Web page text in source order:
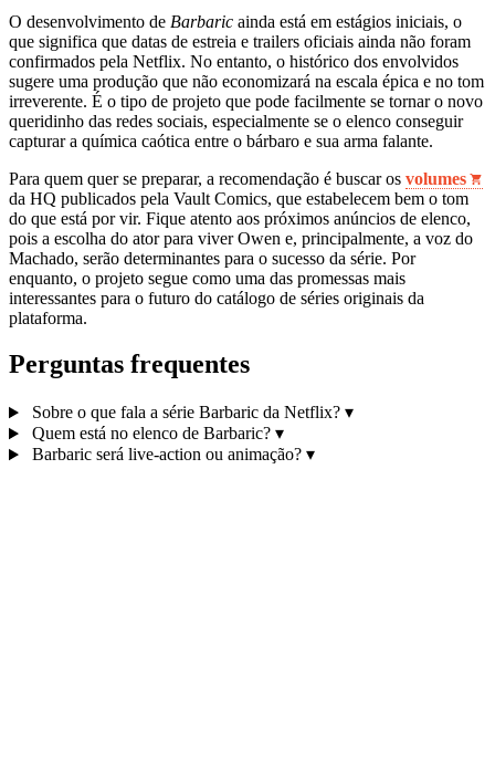
O desenvolvimento de Barbaric ainda está em estágios iniciais, o
que significa que datas de estreia e trailers oficiais ainda não foram
confirmados pela Netflix. No entanto, o histórico dos envolvidos
sugere uma produção que não economizará na escala épica e no tom
irreverente. É o tipo de projeto que pode facilmente se tornar o novo
queridinho das redes sociais, especialmente se o elenco conseguir
capturar a química caótica entre o bárbaro e sua arma falante.
Para quem quer se preparar, a recomendação é buscar os volumes
da HQ publicados pela Vault Comics, que estabelecem bem o tom
do que está por vir. Fique atento aos próximos anúncios de elenco,
pois a escolha do ator para viver Owen e, principalmente, a voz do
Machado, serão determinantes para o sucesso da série. Por
enquanto, o projeto segue como uma das promessas mais
interessantes para o futuro do catálogo de séries originais da
plataforma.
Perguntas frequentes
Sobre o que fala a série Barbaric da Netflix? ▾
Quem está no elenco de Barbaric? ▾
Barbaric será live-action ou animação? ▾